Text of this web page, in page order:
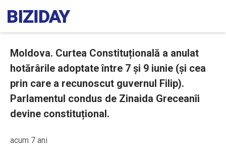
Moldova. Curtea Constituțională a anulat
hotărârile adoptate între 7 și 9 iunie (și cea
prin care a recunoscut guvernul Filip).
Parlamentul condus de Zinaida Greceanîi
devine constituțional.
acum 7 ani